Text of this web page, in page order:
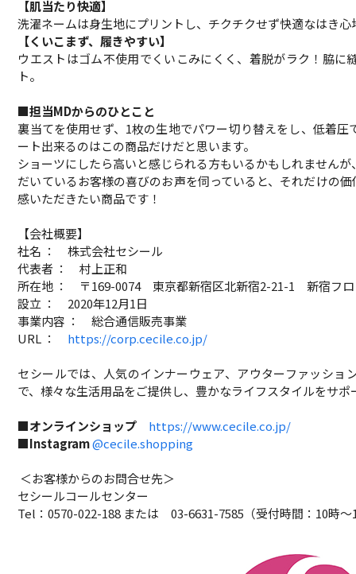
【肌当たり快適】
洗濯ネームは身生地にプリントし、チクチクせず快適なはき
【くいこまず、履きやすい】
ウエストはゴム不使用でくいこみにくく、着脱がラク！脇に
ト。
■担当MDからのひとこと
裏当てを使用せず、1枚の生地でパワー切り替えをし、低着
ート出来るのはこの商品だけだと思います。
ショーツにしたら高いと感じられる方もいるかもしれません
だいているお客様の喜びのお声を伺っていると、それだけの
感いただきたい商品です！
【会社概要】
社名 ： 株式会社セシール
代表者 ： 村上正和
所在地 ： 〒169-0074 東京都新宿区北新宿2-21-1 新宿フロ
設立 ： 2020年12月1日
事業内容 ： 総合通信販売事業
URL ： https://corp.cecile.co.jp/
セシールでは、人気のインナーウェア、アウターファッショ
で、様々な生活用品をご提供し、豊かなライフスタイルをサポ
■オンラインショップ
https://www.cecile.co.jp/
■Instagram@cecile.shopping
＜お客様からのお問合せ先＞
セシールコールセンター
Tel：0570-022-188 または 03-6631-7585（受付時間：10時～